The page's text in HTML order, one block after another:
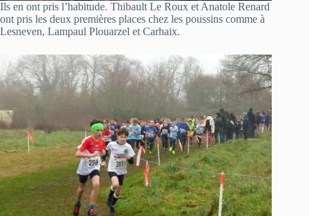
Ils en ont pris l’habitude. Thibault Le Roux et Anatole Renard
ont pris les deux premières places chez les poussins comme à
Lesneven, Lampaul Plouarzel et Carhaix.